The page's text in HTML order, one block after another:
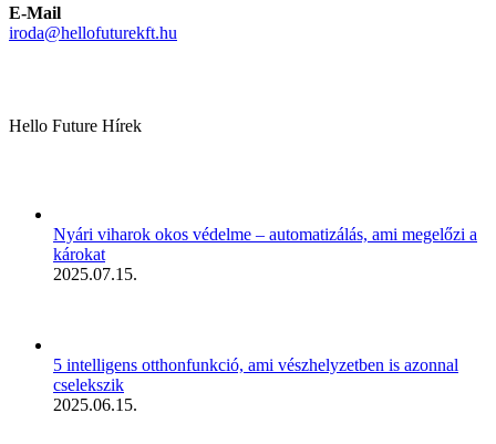
E-Mail
iroda@hellofuturekft.hu
Hello Future Hírek
Nyári viharok okos védelme – automatizálás, ami megelőzi a
károkat
2025.07.15.
5 intelligens otthonfunkció, ami vészhelyzetben is azonnal
cselekszik
2025.06.15.